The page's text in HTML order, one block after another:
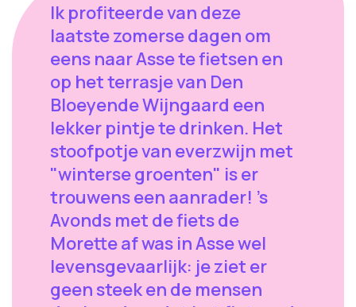
Ik profiteerde van deze
laatste zomerse dagen om
eens naar Asse te fietsen en
op het terrasje van Den
Bloeyende Wijngaard een
lekker pintje te drinken. Het
stoofpotje van everzwijn met
"winterse groenten" is er
trouwens een aanrader! 's
Avonds met de fiets de
Morette af was in Asse wel
levensgevaarlijk: je ziet er
geen steek en de mensen